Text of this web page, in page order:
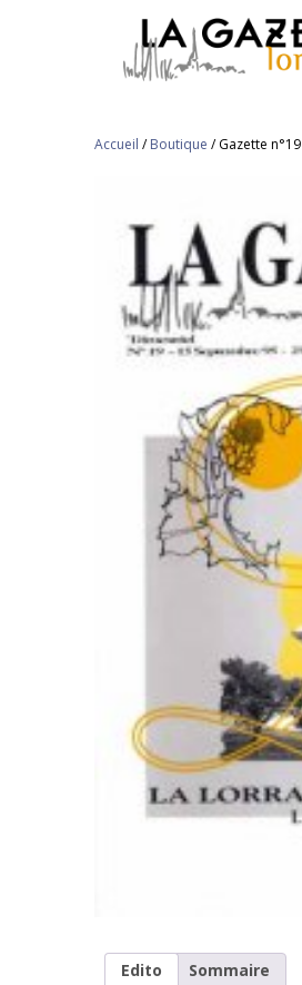
Accueil /Boutique /Gazette n°19
Edito Sommaire